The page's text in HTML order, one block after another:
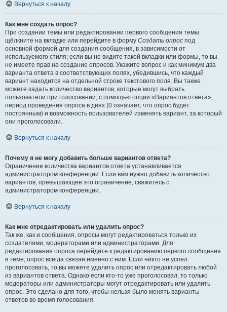
Вернуться к началу
Как мне создать опрос?
При создании темы или редактировании первого сообщения темы
щёлкните на вкладке или перейдите в форму Создать опрос под
основной формой для создания сообщения, в зависимости от
используемого стиля; если вы не видите такой вкладки или формы, то вы
не имеете прав на создание опросов. Укажите вопрос и как минимум два
варианта ответа в соответствующих полях, убедившись, что каждый
вариант находится на отдельной строке текстового поля. Вы также
можете задать количество вариантов, которые могут выбрать
пользователи при голосовании, с помощью опции «Вариантов ответа»,
период проведения опроса в днях (0 означает, что опрос будет
постоянным) и возможность пользователей изменять вариант, за который
они проголосовали.
Вернуться к началу
Почему я не могу добавить больше вариантов ответа?
Ограничение количества вариантов ответа устанавливается
администратором конференции. Если вам нужно добавить количество
вариантов, превышающее это ограничение, свяжитесь с
администратором конференции.
Вернуться к началу
Как мне отредактировать или удалить опрос?
Так же, как и сообщения, опросы могут редактироваться только их
создателями, модераторами или администраторами. Для
редактирования опроса перейдите к редактированию первого сообщения
в теме; опрос всегда связан именно с ним. Если никто не успел
проголосовать, то вы можете удалить опрос или отредактировать любой
из вариантов ответа. Однако если кто-то уже проголосовал, то только
модераторы или администраторы могут отредактировать или удалить
опрос. Это сделано для того, чтобы нельзя было менять варианты
ответов во время голосования.